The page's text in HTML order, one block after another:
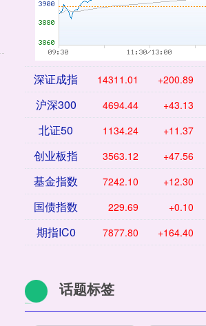
深证成指 14311.01 +200.89
沪深300 4694.44 +43.13
北证50 1134.24 +11.37
创业板指 3563.12 +47.56
基金指数 7242.10 +12.30
国债指数 229.69 +0.10
期指IC0 7877.80 +164.40
话题标签